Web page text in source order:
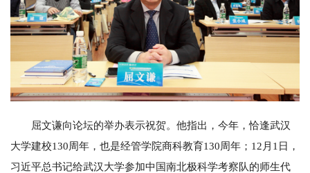
屈文谦向论坛的举办表示祝贺。他指出，今年，恰逢武汉
大学建校130周年，也是经管学院商科教育130周年；12月1日，
习近平总书记给武汉大学参加中国南北极科学考察队的师生代